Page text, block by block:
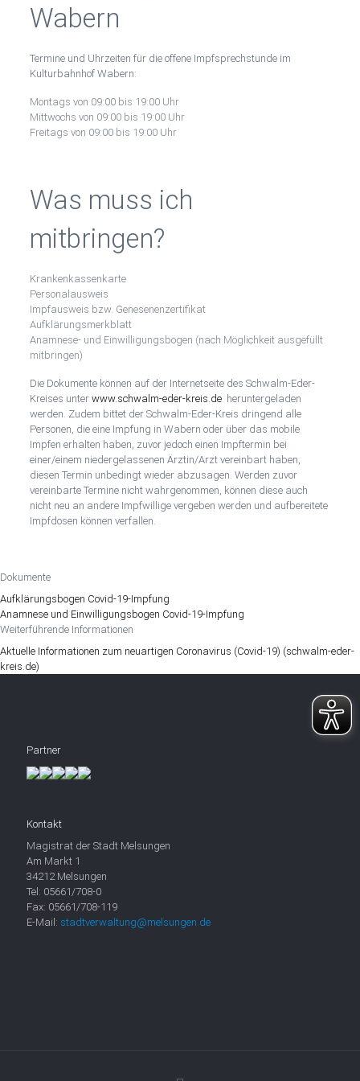
Wabern
Termine und Uhrzeiten für die offene Impfsprechstunde im
Kulturbahnhof Wabern:
Montags von 09:00 bis 19:00 Uhr
Mittwochs von 09:00 bis 19:00 Uhr
Freitags von 09:00 bis 19:00 Uhr
Was muss ich
mitbringen?
Krankenkassenkarte
Personalausweis
Impfausweis bzw. Genesenenzertifikat
Aufklärungsmerkblatt
Anamnese- und Einwilligungsbogen (nach Möglichkeit ausgefüllt
mitbringen)
Die Dokumente können auf der Internetseite des Schwalm-Eder-
Kreises unter www.schwalm-eder-kreis.deheruntergeladen
werden. Zudem bittet der Schwalm-Eder-Kreis dringend alle
Personen, die eine Impfung in Wabern oder über das mobile
Impfen erhalten haben, zuvor jedoch einen Impftermin bei
einer/einem niedergelassenen Ärztin/Arzt vereinbart haben,
diesen Termin unbedingt wieder abzusagen. Werden zuvor
vereinbarte Termine nicht wahrgenommen, können diese auch
nicht neu an andere Impfwillige vergeben werden und aufbereitete
Impfdosen können verfallen.
Dokumente
Aufklärungsbogen Covid-19-Impfung
Anamnese und Einwilligungsbogen Covid-19-Impfung
Weiterführende Informationen
Aktuelle Informationen zum neuartigen Coronavirus (Covid-19) (schwalm-eder-
kreis.de)
Partner
Kontakt
Magistrat der Stadt Melsungen
Am Markt 1
34212 Melsungen
Tel: 05661/708-0
Fax: 05661/708-119
E-Mail: stadtverwaltung@melsungen.de